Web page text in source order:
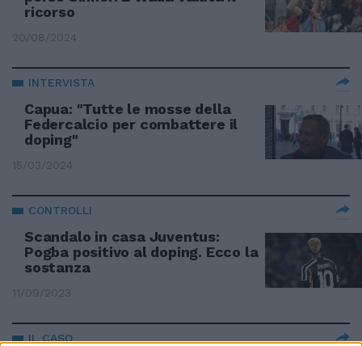
ricorso
20/08/2024
INTERVISTA
Capua: "Tutte le mosse della
Federcalcio per combattere il
doping"
15/03/2024
CONTROLLI
Scandalo in casa Juventus:
Pogba positivo al doping. Ecco la
sostanza
11/09/2023
IL CASO